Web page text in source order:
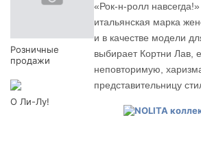
Розничные
продажи
О Ли-Лу!
«Рок-н-ролл
итальянская марка
и в качестве модели
выбирает Кортни Лав,
неповторимую,
представительницу